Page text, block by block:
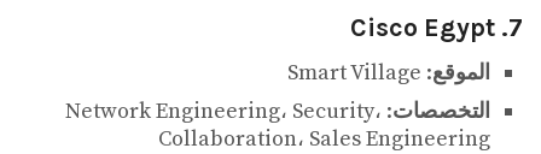
7. Cisco Egypt
الموقع: Smart Village
التخصصات : Network Engineering، Security،
Collaboration، Sales Engineering